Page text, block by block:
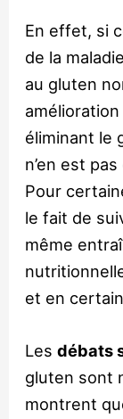
En effet, si
de la
au gluten
éliminant le
n’en est
Pour
le fait de
même
et en
Lesdébats
gluten sont
montrent